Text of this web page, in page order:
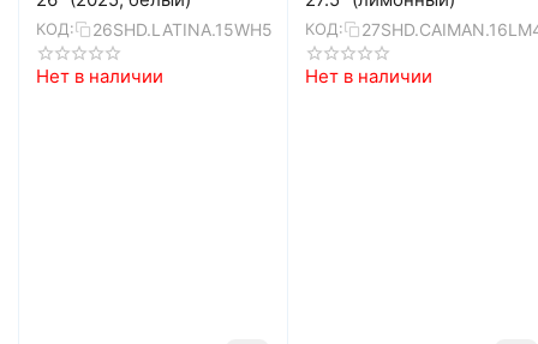
КОД: 26SHD.LATINA.15WH5
Нет в наличии
КОД:
Нет в наличии